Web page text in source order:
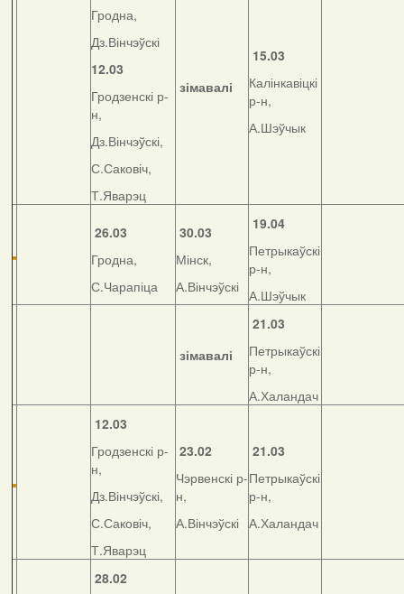
Гродна,
Дз.Вінчэўскі
12.03
Гродзенскі р-
н,
Дз.Вінчэўскі,
С.Саковіч,
Т.Яварэц
зімавалі
15.03
Калінкавіцкі
р-н,
А.Шэўчык
26.03
Гродна,
С.Чарапіца
30.03
Мінск,
А.Вінчэўскі
19.04
Петрыкаўскі
р-н,
А.Шэўчык
зімавалі
21.03
Петрыкаўскі
р-н,
А.Халандач
12.03
Гродзенскі р-
н,
Дз.Вінчэўскі,
С.Саковіч,
Т.Яварэц
23.02
Чэрвенскі р-
н,
А.Вінчэўскі
21.03
Петрыкаўскі
р-н,
А.Халандач
28.02